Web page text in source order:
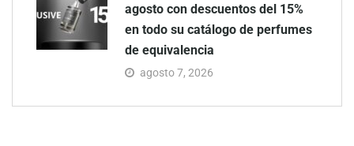
agosto con descuentos del 15%
en todo su catálogo de perfumes
de equivalencia
agosto 7, 2026